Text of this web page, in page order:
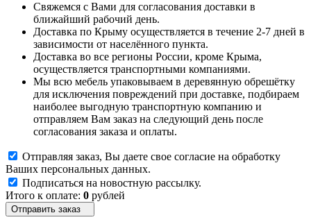
Свяжемся с Вами для согласования доставки в
ближайший рабочий день.
Доставка по Крыму осуществляется в течение 2-7 дней в
зависимости от населённого пункта.
Доставка во все регионы России, кроме Крыма,
осуществляется транспортными компаниями.
Мы всю мебель упаковываем в деревянную обрешётку
для исключения повреждений при доставке, подбираем
наиболее выгодную транспортную компанию и
отправляем Вам заказ на следующий день после
согласования заказа и оплаты.
Отправляя заказ, Вы даете свое согласие на обработку
Ваших персональных данных.
Подписаться на новостную рассылку.
Итого к оплате: 0 рублей